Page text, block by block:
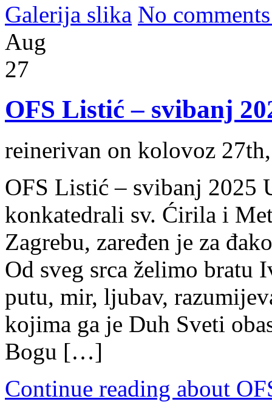
Galerija slika No
Aug
27
OFS Listić – svibanj
reinerivan on kolovoz
OFS Listić – svibanj 2025
konkatedrali sv. Ćirila i
Zagrebu, zaređen je za
Od sveg srca želimo bratu
putu, mir, ljubav,
kojima ga je Duh Sveti
Bogu […]
Continue reading about